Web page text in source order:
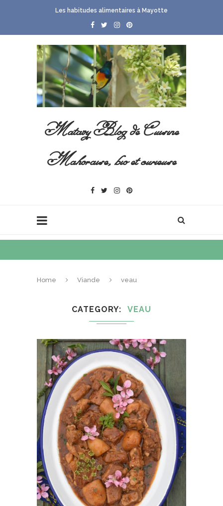
Les habitudes alimentaires à Mayotte
Matavy Blog de Cuisine
Mahoraise, bio et curieuse
Home Viande veau
CATEGORY VEAU